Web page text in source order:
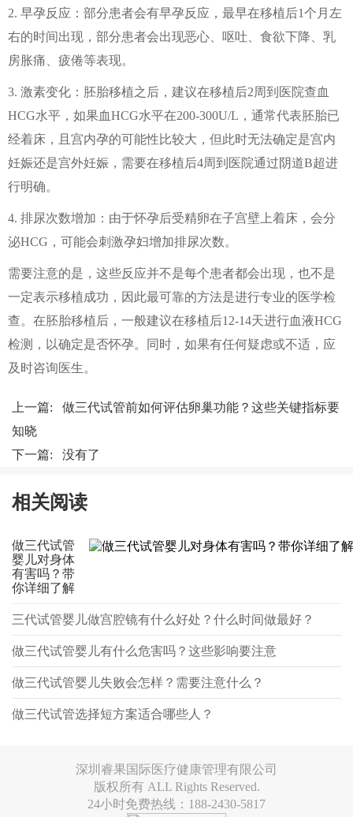
2. 早孕反应：部分患者会有早孕反应，最早在移植后1个月左
右的时间出现，部分患者会出现恶心、呕吐、食欲下降、乳
房胀痛、疲倦等表现。
3. 激素变化：胚胎移植之后，建议在移植后2周到医院查血
HCG水平，如果血HCG水平在200-300U/L，通常代表胚胎已
经着床，且宫内孕的可能性比较大，但此时无法确定是宫内
妊娠还是宫外妊娠，需要在移植后4周到医院通过阴道B超进
行明确。
4. 排尿次数增加：由于怀孕后受精卵在子宫壁上着床，会分
泌HCG，可能会刺激孕妇增加排尿次数。
需要注意的是，这些反应并不是每个患者都会出现，也不是
一定表示移植成功，因此最可靠的方法是进行专业的医学检
查。在胚胎移植后，一般建议在移植后12-14天进行血液HCG
检测，以确定是否怀孕。同时，如果有任何疑虑或不适，应
及时咨询医生。
上一篇: 做三代试管前如何评估卵巢功能？这些关键指标要
知晓
下一篇: 没有了
相关阅读
做三代试管
婴儿对身体
有害吗？带
你详细了解
三代试管婴儿做宫腔镜有什么好处？什么时间做最好？
做三代试管婴儿有什么危害吗？这些影响要注意
做三代试管婴儿失败会怎样？需要注意什么？
做三代试管选择短方案适合哪些人？
深圳睿果国际医疗健康管理有限公司
版权所有 ALL Rights Reserved.
24小时免费热线：188-2430-5817